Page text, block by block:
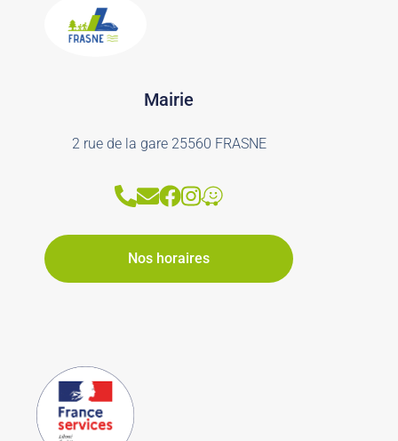
Mairie
2 rue de la gare 25560 FRASNE
Nos horaires